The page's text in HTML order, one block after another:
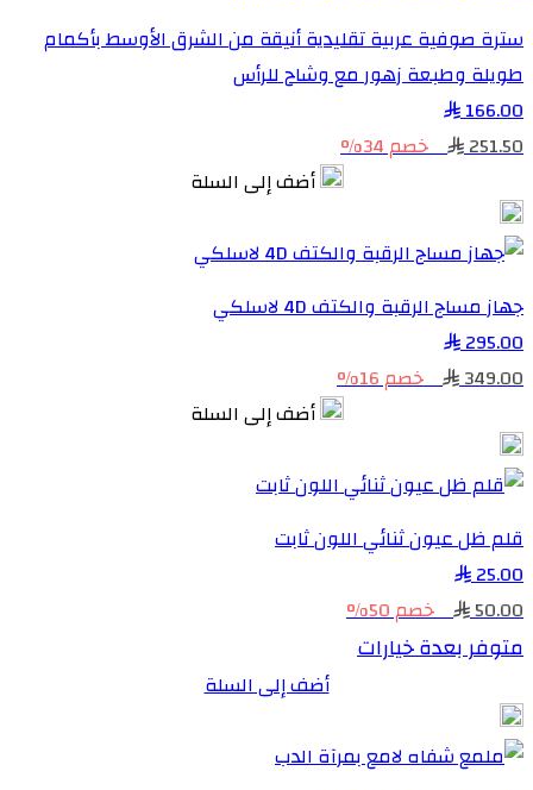
سترة صوفية عربية تقليدية أنيقة من الشرق الأوسط بأكمام
طويلة وطبعة زهور مع وشاح للرأس
166.00
251.50
خصم 34%
أضف إلى السلة
جهاز مساج الرقبة والكتف 4D لاسلكي
295.00
349.00
خصم 16%
أضف إلى السلة
قلم ظل عيون ثنائي اللون ثابت
25.00
50.00
خصم 50%
متوفر بعدة خيارات
أضف إلى السلة